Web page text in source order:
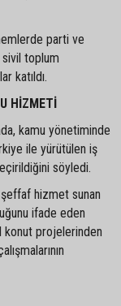
parti ve
toplum
katıldı.
HİZMETİ
kamu yönetiminde
ile yürütülen iş
söyledi.
şeffaf hizmet sunan
ifade eden
konut projelerinden